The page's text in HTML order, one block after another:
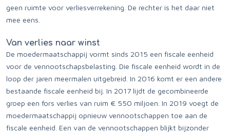
geen ruimte voor verliesverrekening. De rechter is het daar niet
mee eens.
Van verlies naar winst
De moedermaatschappij vormt sinds 2015 een fiscale eenheid
voor de vennootschapsbelasting. Die fiscale eenheid wordt in de
loop der jaren meermalen uitgebreid. In 2016 komt er een andere
bestaande fiscale eenheid bij. In 2017 lijdt de gecombineerde
groep een fors verlies van ruim € 550 miljoen. In 2019 voegt de
moedermaatschappij opnieuw vennootschappen toe aan de
fiscale eenheid. Een van de vennootschappen blijkt bijzonder